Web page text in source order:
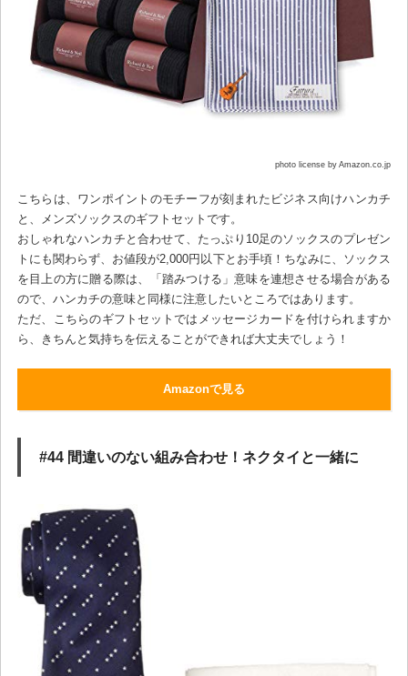
photo license by Amazon.co.jp
こちらは、ワンポイントのモチーフが刻まれたビジネス向けハンカチ
と、メンズソックスのギフトセットです。
おしゃれなハンカチと合わせて、たっぷり10足のソックスのプレゼン
トにも関わらず、お値段が2,000円以下とお手頃！ちなみに、ソックス
を目上の方に贈る際は、「踏みつける」意味を連想させる場合がある
ので、ハンカチの意味と同様に注意したいところではあります。
ただ、こちらのギフトセットではメッセージカードを付けられますか
ら、きちんと気持ちを伝えることができれば大丈夫でしょう！
Amazonで見る
#44 間違いのない組み合わせ！ネクタイと一緒に